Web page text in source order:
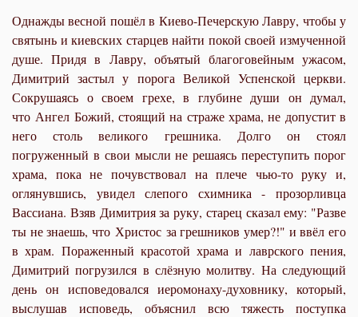
Однажды весной пошёл в Киево-Печерскую Лавру, чтобы у
святынь и киевских старцев найти покой своей измученной
душе. Придя в Лавру, объятый благоговейным ужасом,
Димитрий застыл у порога Великой Успенской церкви.
Сокрушаясь о своем грехе, в глубине души он думал,
что Ангел Божий, стоящий на страже храма, не допустит в
него столь великого грешника. Долго он стоял
погруженный в свои мысли не решаясь переступить порог
храма, пока не почувствовал на плече чью-то руку и,
оглянувшись, увидел слепого схимника - прозорливца
Вассиана. Взяв Димитрия за руку, старец сказал ему: "Разве
ты не знаешь, что Христос за грешников умер?!" и ввёл его
в храм. Пораженный красотой храма и лаврского пения,
Димитрий погрузился в слёзную молитву. На следующий
день он исповедовался иеромонаху-духовнику, который,
выслушав исповедь, объяснил всю тяжесть поступка